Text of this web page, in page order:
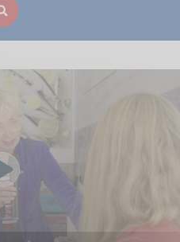
Voir la vidéo